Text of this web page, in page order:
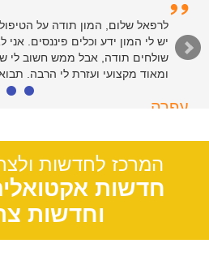
לרפאל שלום, המון תודה על
יש לי המון ידע וכלים פיננסים.
שולחים תודה, אבל ממש חשוב לי
ומאוד מקצועי ועזרת לי הרבה.
עפרה
המרכז לחדשות
חדשות
וחדשות